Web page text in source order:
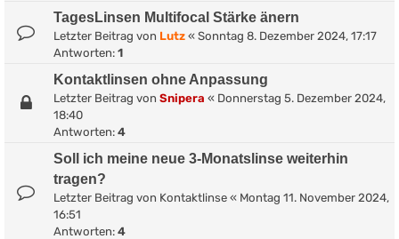
TagesLinsen Multifocal Stärke änern
Letzter Beitrag von Lutz « Sonntag 8. Dezember 2024, 17:17
Antworten: 1
Kontaktlinsen ohne Anpassung
Letzter Beitrag von Snipera « Donnerstag 5. Dezember 2024,
18:40
Antworten: 4
Soll ich meine neue 3-Monatslinse weiterhin
tragen?
Letzter Beitrag von Kontaktlinse « Montag 11. November 2024,
16:51
Antworten: 4